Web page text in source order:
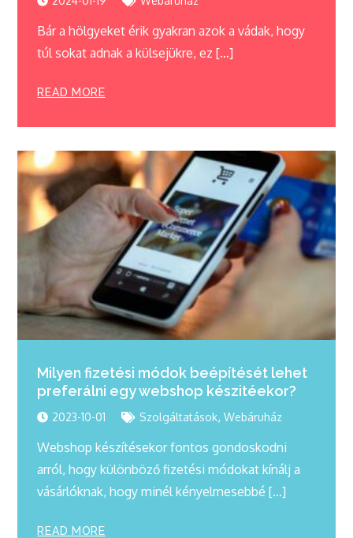
Bár a hölgyeket érik gyakran azok a vádak, hogy
túl sokat adnak a külsejükre, ez […]
READ MORE
Milyen fizetési módok beépítését lehet
preferálni egy webshop készitéekor?
2023-10-01 Szolgáltatások,Webáruház
Webshop készítésekor fontos gondoskodni
arról, hogy különböző fizetési módokat kínálj a
vásárlóknak, hogy minél kényelmesebbé […]
READ MORE